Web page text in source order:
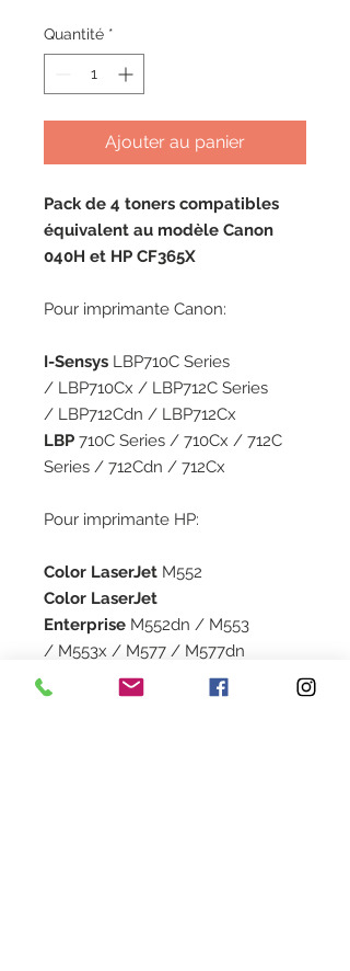
Quantité *
Ajouter au panier
Pack de 4 toners compatibles
équivalent au modèle Canon
040H et HP CF365X
Pour imprimante Canon:
I-Sensys LBP710C Series
/ LBP710Cx / LBP712C Series
/ LBP712Cdn / LBP712Cx
LBP 710C Series / 710Cx / 712C
Series / 712Cdn / 712Cx
Pour imprimante HP:
Color LaserJet M552
Color LaserJet
Enterprise M552dn / M553
/ M553x / M577 / M577dn